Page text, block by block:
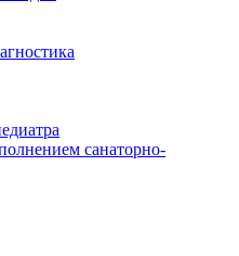
санаторно-